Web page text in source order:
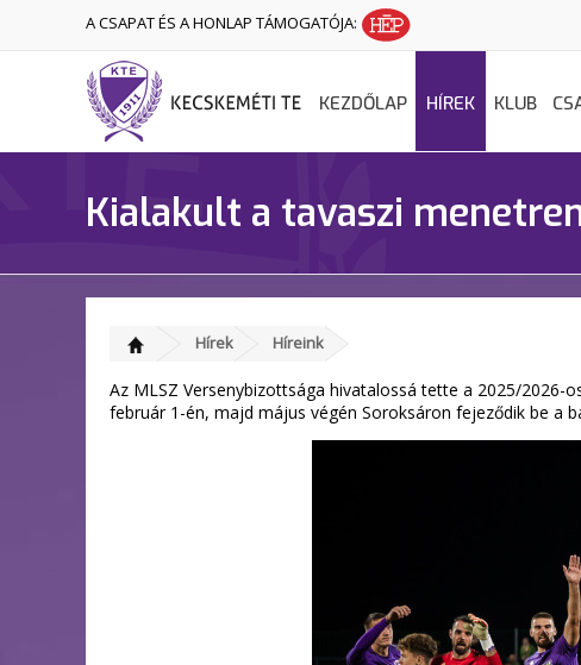
A CSAPAT ÉS A HONLAP TÁMOGATÓJA:
KEZDŐLAP HÍREK KLUB
Kialakult a tavaszi
Hírek Híreink
Az MLSZ Versenybizottsága hivatalossá tette a 2025/2026-
február 1-én, majd május végén Soroksáron fejeződik be a